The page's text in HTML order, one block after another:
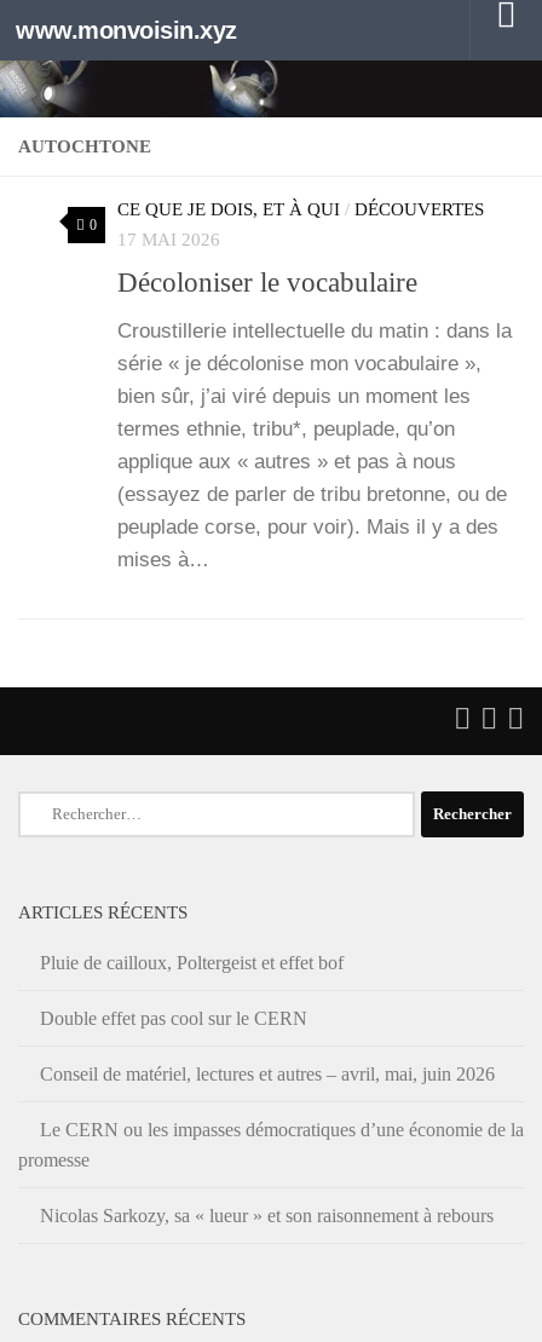
Au dessous du contenu
www.monvoisin.xyz
AUTOCHTONE
0
CE QUE JE DOIS, ET À QUI / DÉCOUVERTES
17 MAI 2026
Décoloniser le vocabulaire
Crous­tille­rie intel­lec­tuelle du matin : dans la
série « je déco­lo­nise mon voca­bu­laire »,
bien sûr, j’ai viré depuis un moment les
termes eth­nie, tri­bu*, peu­plade, qu’on
applique aux « autres » et pas à nous
(essayez de par­ler de tri­bu bre­tonne, ou de
peu­plade corse, pour voir). Mais il y a des
mises à…
Rechercher :
ARTICLES RÉCENTS
Pluie de cailloux, Poltergeist et effet bof
Double effet pas cool sur le CERN
Conseil de matériel, lectures et autres – avril, mai, juin 2026
Le CERN ou les impasses démocratiques d’une économie de la
promesse
Nicolas Sarkozy, sa « lueur » et son raisonnement à rebours
COMMENTAIRES RÉCENTS